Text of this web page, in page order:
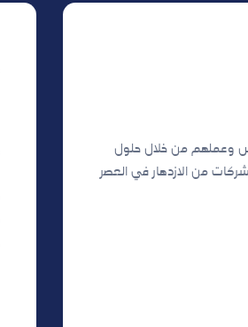
وعملهم من خلال حلول
من الازدهار في العصر